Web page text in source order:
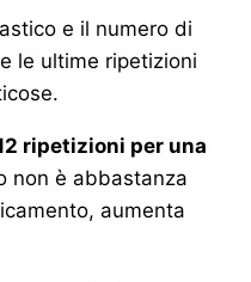
e il numero di
le ultime ripetizioni
ripetizioni per una
non è abbastanza
aumenta